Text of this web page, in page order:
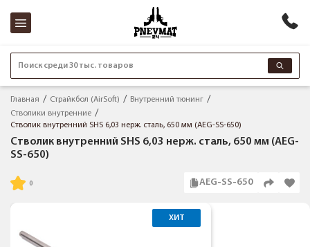
Поиск среди 30 тыс. товаров
Главная Страйкбол (AirSoft)
Внутренний тюнинг
Стволики внутренние
Стволик внутренний SHS 6,03 нерж. сталь, 650 мм (AEG-SS-650)
Стволик внутренний SHS 6,03 нерж. сталь, 650 мм (AEG-
SS-650)
AEG-SS-650
ХИТ